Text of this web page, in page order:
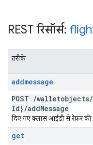
REST रिसॉर्स:
तरीके
addmessage
POST /walletobjects/
Id}/addMessage
दिए गए क्लास आईडी से रेफ़र
get